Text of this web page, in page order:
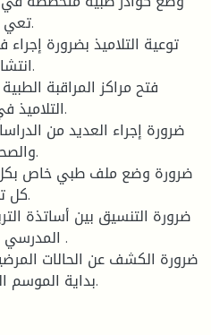
تعي
التلاميذ
كل
المدرسي
بداية الموسم